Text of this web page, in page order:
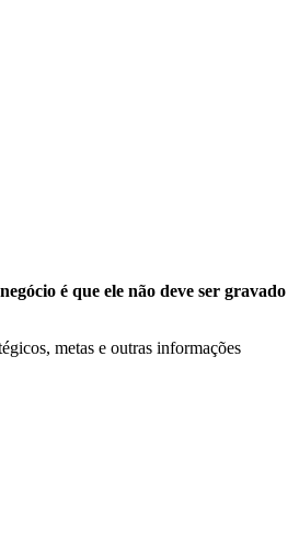
é que ele não deve ser gravado
metas e outras informações